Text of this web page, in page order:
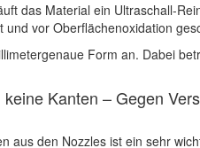
das Material ein Ultraschall-
vor Oberflächenoxidation
Form an. Dabei
Kanten – Gegen
aus den Nozzles ist ein sehr